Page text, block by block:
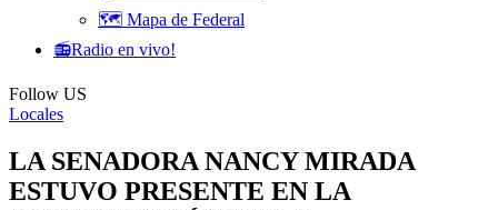
🗺️ Mapa de Federal
📻Radio en vivo!
Follow US
Locales
LA SENADORA NANCY MIRADA
ESTUVO PRESENTE EN LA